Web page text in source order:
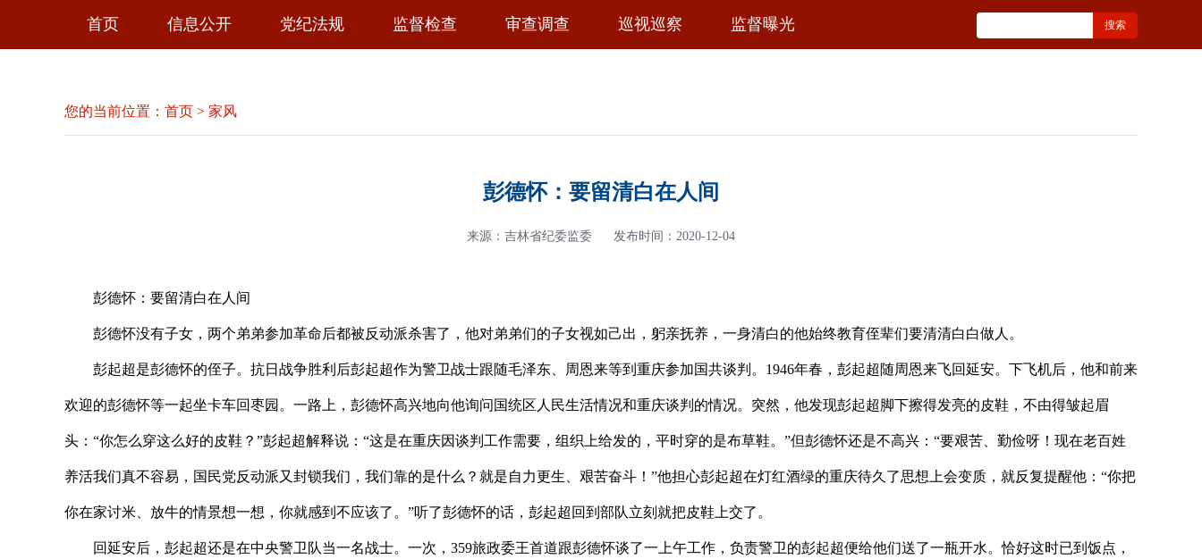
首页 信息公开 党纪法规 监督检查 审查调查 巡视巡察 监督曝光
您的当前位置： 首页 > 家风
彭德怀：要留清白在人间
来源：吉林省纪委监委 发布时间：2020-12-04
彭德怀：要留清白在人间
彭德怀没有子女，两个弟弟参加革命后都被反动派杀害了，他对弟弟们的子女视如己出，躬亲抚养，一身清白的他始终教育侄辈们要清清白白做人。
彭起超是彭德怀的侄子。抗日战争胜利后彭起超作为警卫战士跟随毛泽东、周恩来等到重庆参加国共谈判。1946年春，彭起超随周恩来飞回延安。下飞机后，他和前来
欢迎的彭德怀等一起坐卡车回枣园。一路上，彭德怀高兴地向他询问国统区人民生活情况和重庆谈判的情况。突然，他发现彭起超脚下擦得发亮的皮鞋，不由得皱起眉
头：“你怎么穿这么好的皮鞋？”彭起超解释说：“这是在重庆因谈判工作需要，组织上给发的，平时穿的是布草鞋。”但彭德怀还是不高兴：“要艰苦、勤俭呀！现在老百姓
养活我们真不容易，国民党反动派又封锁我们，我们靠的是什么？就是自力更生、艰苦奋斗！”他担心彭起超在灯红酒绿的重庆待久了思想上会变质，就反复提醒他：“你把
你在家讨米、放牛的情景想一想，你就感到不应该了。”听了彭德怀的话，彭起超回到部队立刻就把皮鞋上交了。
回延安后，彭起超还是在中央警卫队当一名战士。一次，359旅政委王首道跟彭德怀谈了一上午工作，负责警卫的彭起超便给他们送了一瓶开水。恰好这时已到饭点，